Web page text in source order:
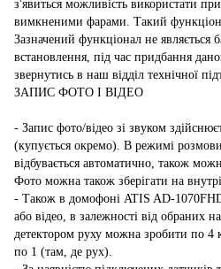
з'явиться можливість використати
вимкненими фарами. Такий
Зазначений функціонал не являється
встановлення, під час придбання
звернутись в наш відділ технічної
ЗАПИС ФОТО І ВІДЕО
- Запис фото/відео зі звуком
(купується окремо). В режимі
відбувається автоматично, також
Фото можна також зберігати на
- Також в домофоні ATIS AD-
або відео, в залежності від обраних
детектором руху можна зробити по 4
по 1 (там, де рух).